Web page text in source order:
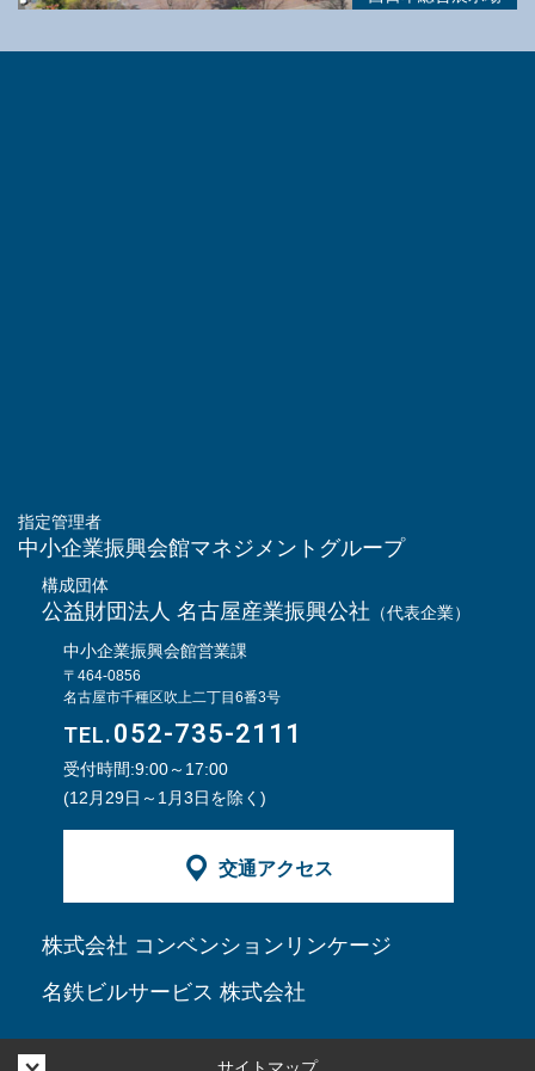
指定管理者
中小企業振興会館マネジメントグループ
構成団体
公益財団法人 名古屋産業振興公社 （代表企業）
中小企業振興会館営業課
〒464-0856
名古屋市千種区吹上二丁目6番3号
TEL.052-735-2111
受付時間:9:00～17:00
(12月29日～1月3日を除く)
交通アクセス
株式会社 コンベンションリンケージ
名鉄ビルサービス 株式会社
サイトマップ